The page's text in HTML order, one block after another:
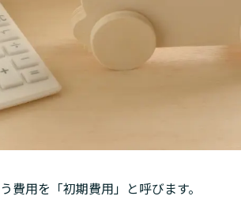
用を「初期費用」と呼びます。